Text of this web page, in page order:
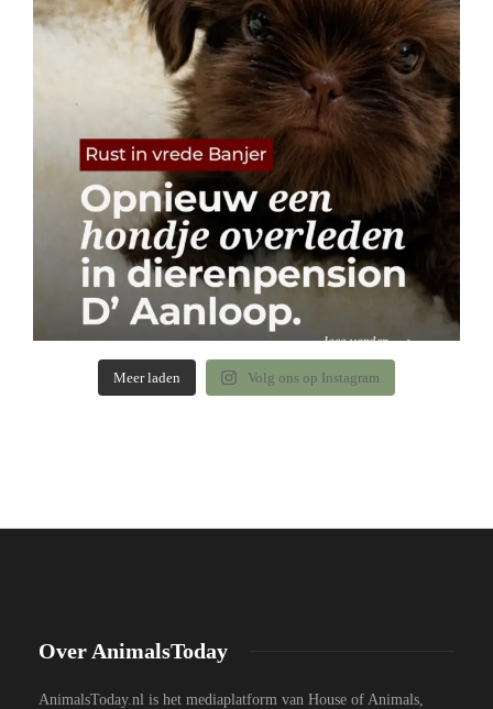
Meer laden Volg ons op Instagram
Over AnimalsToday
AnimalsToday.nl is het mediaplatform van House of Animals,